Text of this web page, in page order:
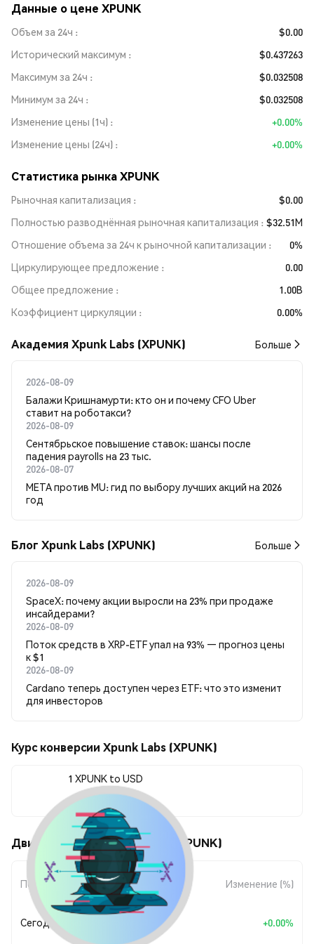
Данные о цене XPUNK
Объем за 24ч
$0.00
Исторический максимум
$0.437263
Максимум за 24ч
$0.032508
Минимум за 24ч
$0.032508
Изменение цены (1ч)
+0.00%
Изменение цены (24ч)
+0.00%
Статистика рынка XPUNK
Рыночная капитализация
$0.00
Полностью разводнённая рыночная капитализация
$32.51M
Отношение объема за 24ч к рыночной капитализации
0%
Циркулирующее предложение
0.00
Общее предложение
1.00B
Коэффициент циркуляции
0.00%
Академия Xpunk Labs (XPUNK) Больше
2026-08-09
Балажи Кришнамурти: кто он и почему CFO Uber
ставит на роботакси?
2026-08-09
Сентябрьское повышение ставок: шансы после
падения payrolls на 23 тыс.
2026-08-07
META против MU: гид по выбору лучших акций на 2026
год
Блог Xpunk Labs (XPUNK) Больше
2026-08-09
SpaceX: почему акции выросли на 23% при продаже
инсайдерами?
2026-08-09
Поток средств в XRP-ETF упал на 93% — прогноз цены
к $1
2026-08-09
Cardano теперь доступен через ETF: что это изменит
для инвесторов
Курс конверсии Xpunk Labs (XPUNK)
1 XPUNK to USD
$0.032508
Движения цены Xpunk Labs (XPUNK)
Период
Изменение
суммы
Изменение (%)
Сегодня +0.00%